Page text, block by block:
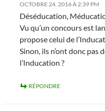
OCTOBRE 24, 2016 À 2:39 PM
Déséducation,
Vu qu’un concours est
propose celui de
Sinon, ils n’ont donc pas
l’Inducation ?
RÉPONDRE